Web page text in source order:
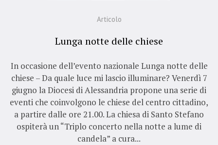
Articolo
Lunga notte delle chiese
In occasione dell’evento nazionale Lunga notte delle
chiese – Da quale luce mi lascio illuminare? Venerdì 7
giugno la Diocesi di Alessandria propone una serie di
eventi che coinvolgono le chiese del centro cittadino,
a partire dalle ore 21.00. La chiesa di Santo Stefano
ospiterà un “Triplo concerto nella notte a lume di
candela” a cura...